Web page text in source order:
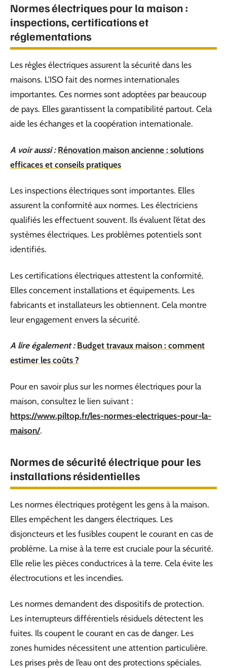
Normes électriques pour la maison :
inspections, certifications et
réglementations
Les règles électriques assurent la sécurité dans les
maisons. L’ISO fait des normes internationales
importantes. Ces normes sont adoptées par beaucoup
de pays. Elles garantissent la compatibilité partout. Cela
aide les échanges et la coopération internationale.
A voir aussi : Rénovation maison ancienne : solutions
efficaces et conseils pratiques
Les inspections électriques sont importantes. Elles
assurent la conformité aux normes. Les électriciens
qualifiés les effectuent souvent. Ils évaluent l’état des
systèmes électriques. Les problèmes potentiels sont
identifiés.
Les certifications électriques attestent la conformité.
Elles concernent installations et équipements. Les
fabricants et installateurs les obtiennent. Cela montre
leur engagement envers la sécurité.
A lire également : Budget travaux maison : comment
estimer les coûts ?
Pour en savoir plus sur les normes électriques pour la
maison, consultez le lien suivant :
https://www.piltop.fr/les-normes-electriques-pour-la-
maison/.
Normes de sécurité électrique pour les
installations résidentielles
Les normes électriques protègent les gens à la maison.
Elles empêchent les dangers électriques. Les
disjoncteurs et les fusibles coupent le courant en cas de
problème. La mise à la terre est cruciale pour la sécurité.
Elle relie les pièces conductrices à la terre. Cela évite les
électrocutions et les incendies.
Les normes demandent des dispositifs de protection.
Les interrupteurs différentiels résiduels détectent les
fuites. Ils coupent le courant en cas de danger. Les
zones humides nécessitent une attention particulière.
Les prises près de l’eau ont des protections spéciales.